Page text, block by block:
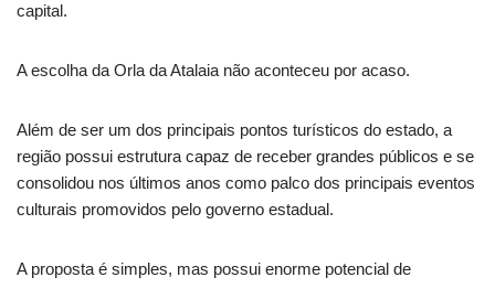
capital.
A escolha da Orla da Atalaia não aconteceu por acaso.
Além de ser um dos principais pontos turísticos do estado, a
região possui estrutura capaz de receber grandes públicos e se
consolidou nos últimos anos como palco dos principais eventos
culturais promovidos pelo governo estadual.
A proposta é simples, mas possui enorme potencial de